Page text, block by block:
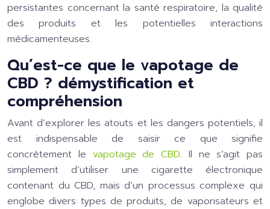
persistantes concernant la santé respiratoire, la qualité
des produits et les potentielles interactions
médicamenteuses.
Qu’est-ce que le vapotage de
CBD ? démystification et
compréhension
Avant d’explorer les atouts et les dangers potentiels, il
est indispensable de saisir ce que signifie
concrètement le vapotage de CBD. Il ne s’agit pas
simplement d’utiliser une cigarette électronique
contenant du CBD, mais d’un processus complexe qui
englobe divers types de produits, de vaporisateurs et